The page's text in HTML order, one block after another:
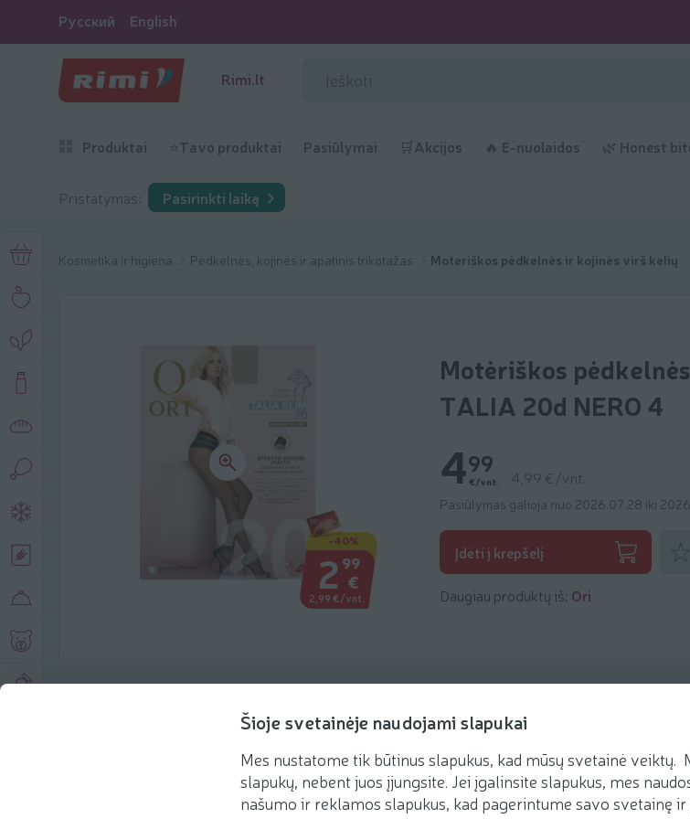
Šioje svetainėje naudojami slapukai
Mes nustatome tik būtinus slapukus, kad mūsų svetainė veiktų.
slapukų, nebent juos įjungsite. Jei įgalinsite slapukus, mes
našumo ir reklamos slapukus, kad pagerintume savo svetainę
Русский English
Rimi.lt
Produktai ⭐Tavo produktai Pasiūlymai 🛒Akcijos 🔥 E-nuolaidos 🌿 Honest
Pristatymas: Pasirinkti laiką
Kosmetika ir higiena Pėdkelnės, kojinės ir apatinis trikotažas Moteriškos pėdkelnės ir kojinės virš kelių
-40%
2 99
€
2,99 €/vnt.
Motėriškos
TALIA 20d NERO 4
499
€/vnt. 4,99 €/vnt.
Pasiūlymas galioja nuo 2026.07.28 iki
Įdėti į krepšelį
Daugiau produktų iš: Ori
Produkto aprašymas
Rekomenduojame